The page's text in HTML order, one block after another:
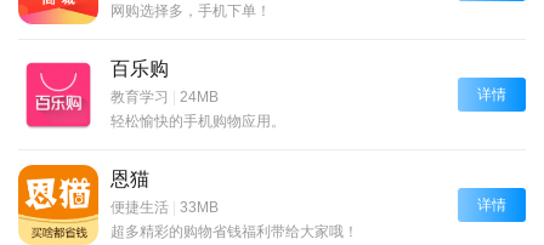
网购选择多，手机下单！
百乐购
教育学习 | 24MB
轻松愉快的手机购物应用。
详情
恩猫
便捷生活 | 33MB
超多精彩的购物省钱福利带给大家哦！
详情